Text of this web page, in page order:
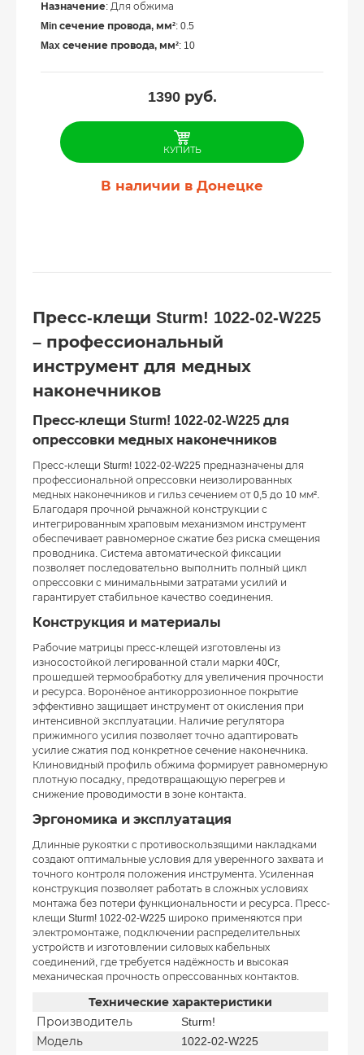
Назначение: Для обжима
Min сечение провода, мм²: 0.5
Max сечение провода, мм²: 10
1390руб.
КУПИТЬ
В наличии в Донецке
Пресс-клещи Sturm! 1022-02-W225
– профессиональный
инструмент для медных
наконечников
Пресс-клещи Sturm! 1022-02-W225 для
опрессовки медных наконечников
Пресс-клещи Sturm! 1022-02-W225 предназначены для
профессиональной опрессовки неизолированных
медных наконечников и гильз сечением от 0,5 до 10 мм².
Благодаря прочной рычажной конструкции с
интегрированным храповым механизмом инструмент
обеспечивает равномерное сжатие без риска смещения
проводника. Система автоматической фиксации
позволяет последовательно выполнить полный цикл
опрессовки с минимальными затратами усилий и
гарантирует стабильное качество соединения.
Конструкция и материалы
Рабочие матрицы пресс-клещей изготовлены из
износостойкой легированной стали марки 40Cr,
прошедшей термообработку для увеличения прочности
и ресурса. Воронёное антикоррозионное покрытие
эффективно защищает инструмент от окисления при
интенсивной эксплуатации. Наличие регулятора
прижимного усилия позволяет точно адаптировать
усилие сжатия под конкретное сечение наконечника.
Клиновидный профиль обжима формирует равномерную
плотную посадку, предотвращающую перегрев и
снижение проводимости в зоне контакта.
Эргономика и эксплуатация
Длинные рукоятки с противоскользящими накладками
создают оптимальные условия для уверенного захвата и
точного контроля положения инструмента. Усиленная
конструкция позволяет работать в сложных условиях
монтажа без потери функциональности и ресурса. Пресс-
клещи Sturm! 1022-02-W225 широко применяются при
электромонтаже, подключении распределительных
устройств и изготовлении силовых кабельных
соединений, где требуется надёжность и высокая
механическая прочность опрессованных контактов.
Технические характеристики
Производитель
Sturm!
Модель
1022-02-W225